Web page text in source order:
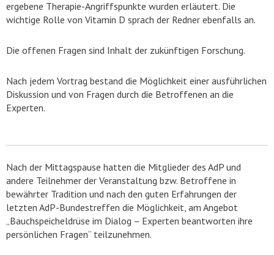
ergebene Therapie-Angriffspunkte wurden erläutert. Die
wichtige Rolle von Vitamin D sprach der Redner ebenfalls an.
Die offenen Fragen sind Inhalt der zukünftigen Forschung.
Nach jedem Vortrag bestand die Möglichkeit einer ausführlichen
Diskussion und von Fragen durch die Betroffenen an die
Experten.
Nach der Mittagspause hatten die Mitglieder des AdP und
andere Teilnehmer der Veranstaltung bzw. Betroffene in
bewährter Tradition und nach den guten Erfahrungen der
letzten AdP-Bundestreffen die Möglichkeit, am Angebot
„Bauchspeicheldrüse im Dialog – Experten beantworten ihre
persönlichen Fragen“ teilzunehmen.